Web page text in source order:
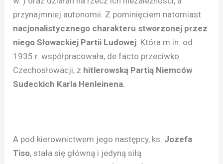
przynajmniej autonomii. Z pominięciem natomiast
nacjonalistycznego charakteru stworzonej przez
niego Słowackiej Partii Ludowej. Która m.in. od
1935 r. współpracowała, de facto przeciwko
Czechosłowacji, z hitlerowską Partią Niemców
Sudeckich Karla Henleinena.
A pod kierownictwem jego następcy, ks. Jozefa
Tiso, stała się główną i jedyną siłą